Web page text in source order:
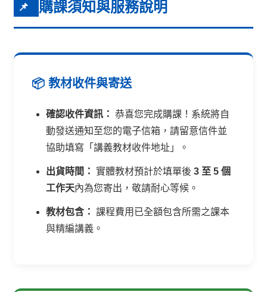
📌 購課須知與服務說明
📦 教材收件與寄送
確認收件資訊： 恭喜您完成購課！系統將自
動發送通知至您的電子信箱，請留意信件並
協助填寫「講義教材收件地址」。
出貨時間： 實體教材預計於填單後 3 至 5 個
工作天內為您寄出，敬請耐心等候。
教材包含： 課程費用已全額包含所需之課本
與精編講義。